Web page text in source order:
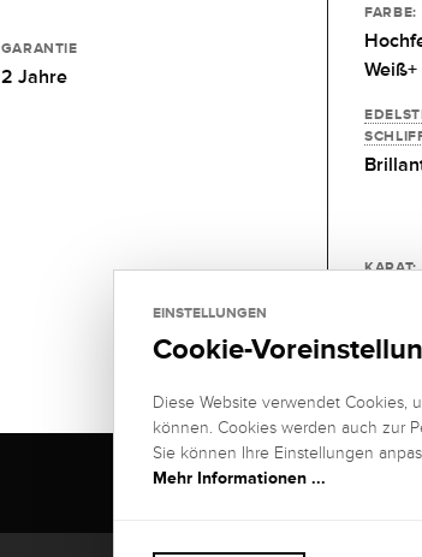
GARANTIE
2 Jahre
FARBE:
Weiß+
KARAT:
EINSTELLUNGEN
Cookie-
Diese Website verwendet Cookies,
können. Cookies werden auch zur
Sie können Ihre Einstellungen
Mehr Informationen ...